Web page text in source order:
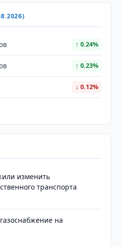
↑ 0.24%
↑ 0.23%
↓ 0.12%
изменить
транспорта
на